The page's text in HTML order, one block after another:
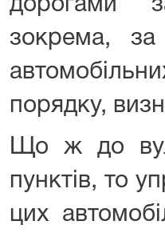
дорогами
зокрема, за
порядку,
Що ж до
пунктів, то
цих